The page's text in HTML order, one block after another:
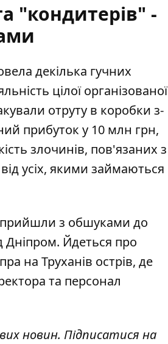
"кондитерів" -
декілька гучних
цілої організованої
отруту в коробки з-
прибуток у 10 млн грн,
злочинів, пов'язаних з
усіх, якими займаються
прийшли з обшуками до
Дніпром. Йдеться про
на Труханів острів, де
та персонал
новин. Підписатися на